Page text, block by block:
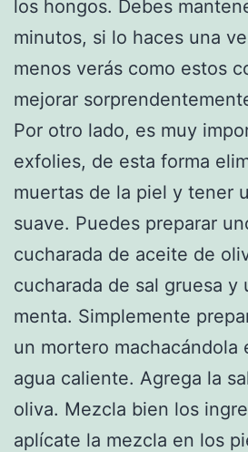
los hongos. Debes
minutos, si lo haces una
menos verás como estos
mejorar
Por otro lado, es muy
exfolies, de esta forma
muertas de la piel y tener
suave. Puedes preparar
cucharada de aceite de
cucharada de sal gruesa y
menta. Simplemente
un mortero machacándola
agua caliente. Agrega la
oliva. Mezcla bien los
aplícate la mezcla en los